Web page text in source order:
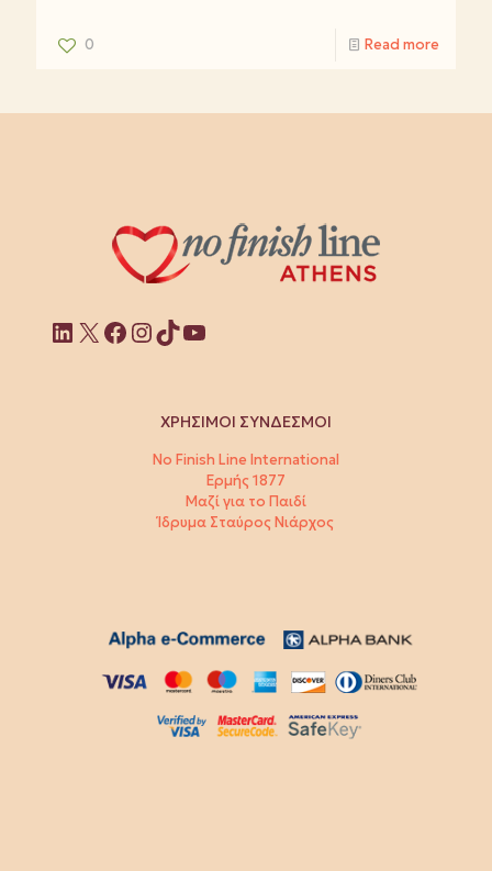
0 Read more
Linkedin
X Facebook
Instagram
TikTok
YouTube
ΧΡΗΣΙΜΟΙ ΣΥΝΔΕΣΜΟΙ
No Finish Line International
Ερμής 1877
Μαζί για το Παιδί
Ίδρυμα Σταύρος Νιάρχος